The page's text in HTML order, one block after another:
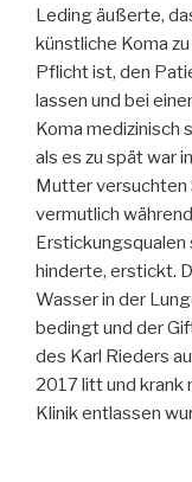
Leding äußerte,
künstliche Koma
Pflicht ist, den
lassen und bei
Koma medizinisch
als es zu spät war
Mutter versuchten
vermutlich
Erstickungsqualen
hinderte, erstickt.
Wasser in der
bedingt und der
des Karl Rieders
2017 litt und krank
Klinik entlassen